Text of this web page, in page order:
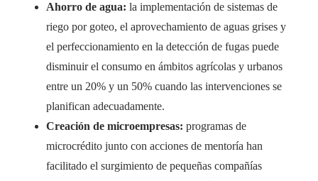
Ahorro de agua: la implementación de sistemas de
riego por goteo, el aprovechamiento de aguas grises y
el perfeccionamiento en la detección de fugas puede
disminuir el consumo en ámbitos agrícolas y urbanos
entre un 20% y un 50% cuando las intervenciones se
planifican adecuadamente.
Creación de microempresas: programas de
microcrédito junto con acciones de mentoría han
facilitado el surgimiento de pequeñas compañías